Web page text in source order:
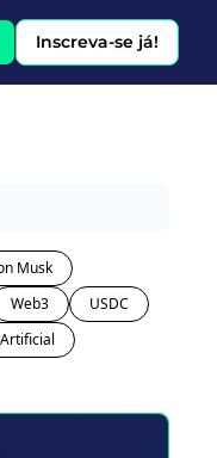
Inscreva-se já!
Musk
Web3
USDC